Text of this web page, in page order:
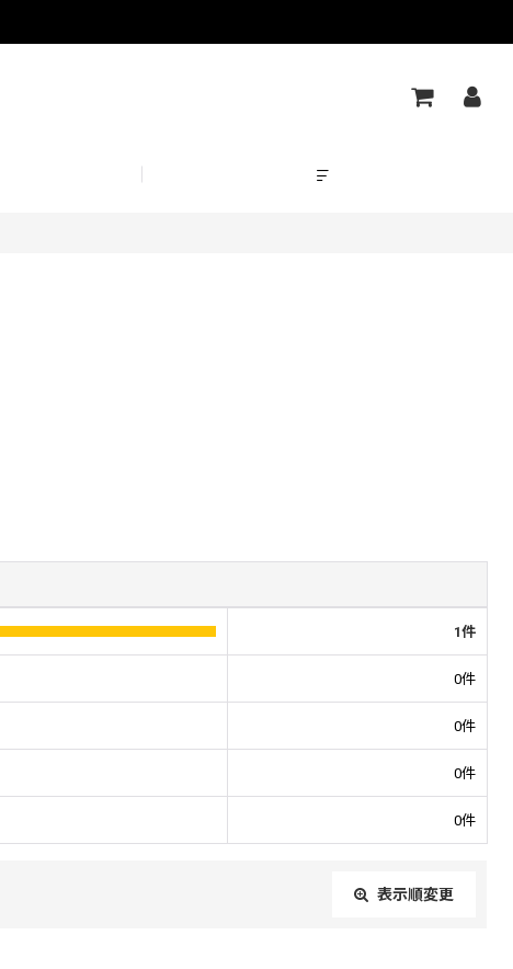
1件
0件
0件
0件
0件
表示順変更